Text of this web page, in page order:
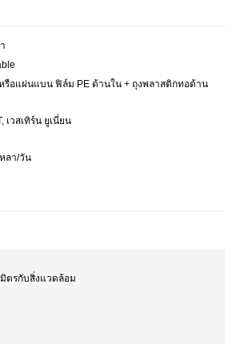
รือแผ่นแบน ฟิล์ม PE ด้านใน + ถุงพลาสติกทอด้าน
เวสเทิร์น ยูเนี่ยน
ลา/วัน
ตรกับสิ่งแวดล้อม